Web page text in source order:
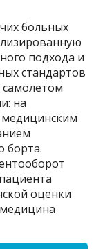
больных
подхода и
стандартов
самолетом
на
медицинским
борта.
оценки